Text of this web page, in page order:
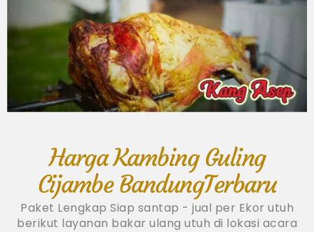
Harga Kambing Guling
Cijambe BandungTerbaru
Paket Lengkap Siap santap - jual per Ekor utuh
berikut layanan bakar ulang utuh di lokasi acara